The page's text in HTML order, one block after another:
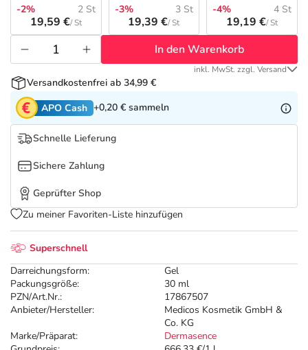
Tierapotheke
Vitamine & Mineralstoffe
Marken
Salus Deals
Superschnell
Darreichungsform:
Gel
Packungsgröße:
30 ml
PZN/Art.Nr.:
17867507
Anbieter/Hersteller:
Medicos Kosmetik GmbH &
Co. KG
Marke/Präparat:
Dermasence
-2%
2 St
19,59 €/ St
-3% 3 St
19,39 €/ St
-4% 4 St
19,19 €/ St
In den Warenkorb
inkl. MwSt. zzgl. Versand
Versandkostenfrei ab 34,99 €
APO Cash +0,20 € sammeln
Schnelle Lieferung
Sichere Zahlung
Geprüfter Shop
Zu meiner Favoriten-Liste hinzufügen